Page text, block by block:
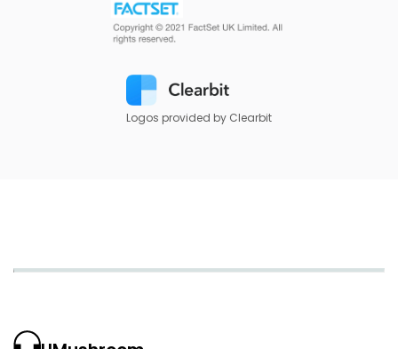
Logos provided by Clearbit